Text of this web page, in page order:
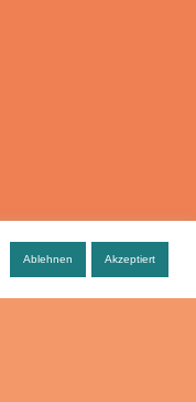
Ablehnen Akzeptiert